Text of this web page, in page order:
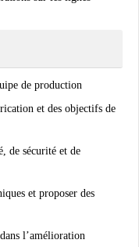
de production
et des objectifs de
de sécurité et de
et proposer des
l’amélioration